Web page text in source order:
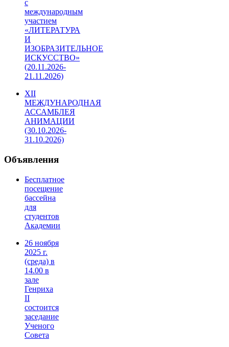
с
международным
участием
«ЛИТЕРАТУРА
И
ИЗОБРАЗИТЕЛЬНОЕ
ИСКУССТВО»
(20.11.2026-
21.11.2026)
XII
МЕЖДУНАРОДНАЯ
АССАМБЛЕЯ
АНИМАЦИИ
(30.10.2026-
31.10.2026)
Объявления
Бесплатное
посещение
бассейна
для
студентов
Академии
26 ноября
2025 г.
(среда) в
14.00 в
зале
Генриха
II
состоится
заседание
Ученого
Совета